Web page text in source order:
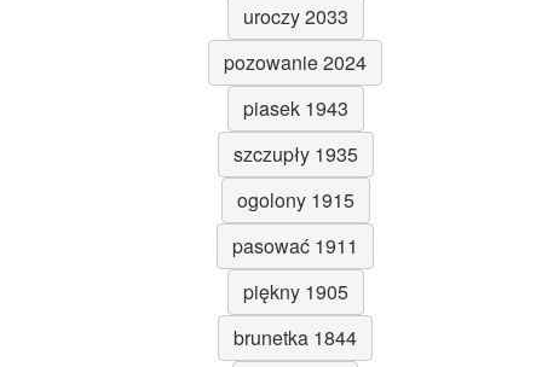
uroczy 2033
pozowanie 2024
piasek 1943
szczupły 1935
ogolony 1915
pasować 1911
piękny 1905
brunetka 1844